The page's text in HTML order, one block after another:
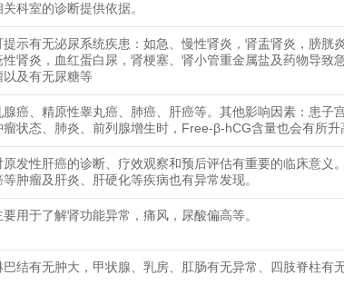
关科室的诊断提供依据。
提示有无泌尿系统疾患：如急、慢性肾炎，肾盂肾炎，膀胱
性肾炎，血红蛋白尿，肾梗塞、肾小管重金属盐及药物导致
以及有无尿糖等
腺癌、精原性睾丸癌、肺癌、肝癌等。其他影响因素：患子
瘤状态、肺炎、前列腺增生时，Free-β-hCG含量也会有所升
原发性肝癌的诊断、疗效观察和预后评估有重要的临床意义
等肿瘤及肝炎、肝硬化等疾病也有异常发现。
要用于了解肾功能异常，痛风，尿酸偏高等。
巴结有无肿大，甲状腺、乳房、肛肠有无异常、四肢脊柱有